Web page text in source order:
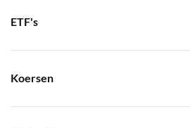
ETF's
Koersen